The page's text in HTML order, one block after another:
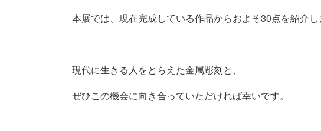
本展では、現在完成している作品からおよそ30点を紹介し
現代に生きる人をとらえた金属彫刻と、
ぜひこの機会に向き合っていただければ幸いです。